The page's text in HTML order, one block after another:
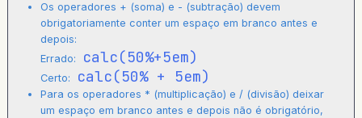
Os operadores + (soma) e - (subtração) devem
obrigatoriamente conter um espaço em branco antes e
depois:
Errado:
calc(50%+5em)
Certo: calc(50% + 5em)
Para os operadores * (multiplicação) e / (divisão) deixar
um espaço em branco antes e depois não é obrigatório,